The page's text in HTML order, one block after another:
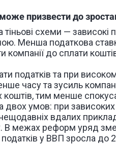
призвести до
схеми — зависокі
Менша податкова
компанії до сплати
податків та при
часу та зусиль
коштів, тим менше
умов: при зависоких
вдалих
В межах реформ уряд
у ВВП зросла до